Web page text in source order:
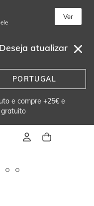
Ver
atualizar
PORTUGAL
e compre +25€ e